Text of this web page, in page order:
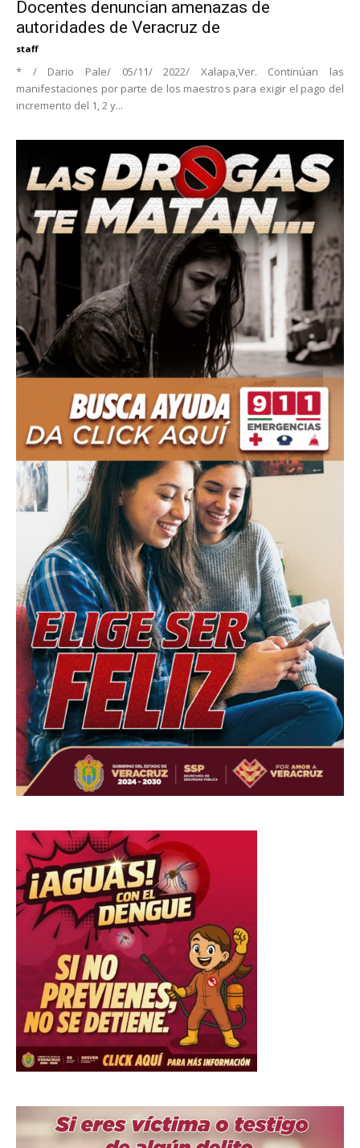
Docentes denuncian amenazas de
autoridades de Veracruz de
staff
* / Dario Pale/ 05/11/ 2022/ Xalapa,Ver. Continúan las
manifestaciones por parte de los maestros para exigir el pago del
incremento del 1, 2 y...